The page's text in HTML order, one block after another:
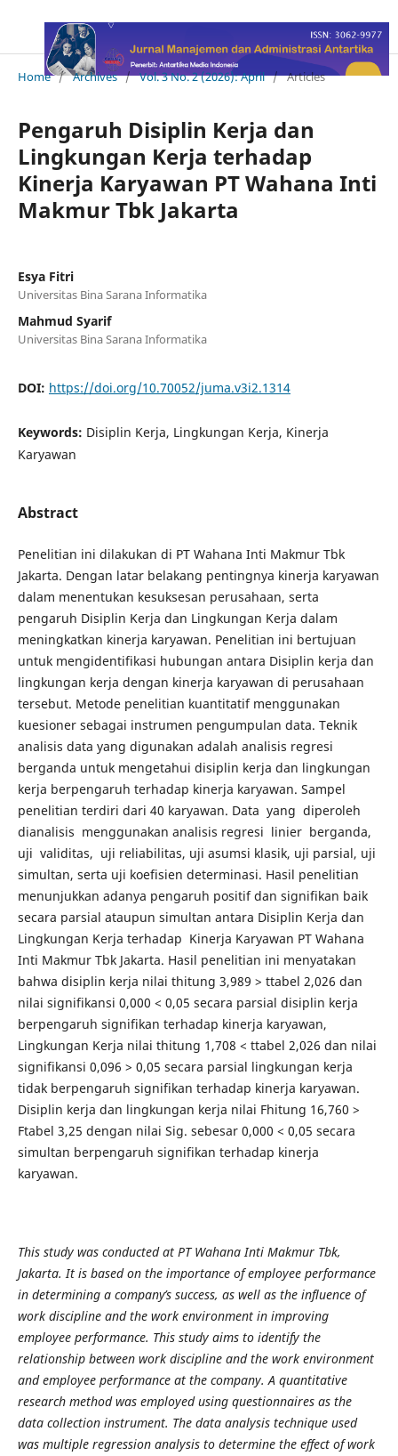
Home / Archives / Vol. 3 No. 2 (2026): April / Articles
Pengaruh Disiplin Kerja dan
Lingkungan Kerja terhadap
Kinerja Karyawan PT Wahana Inti
Makmur Tbk Jakarta
Esya Fitri
Universitas Bina Sarana Informatika
Mahmud Syarif
Universitas Bina Sarana Informatika
DOI: https://doi.org/10.70052/juma.v3i2.1314
Keywords: Disiplin Kerja, Lingkungan Kerja, Kinerja
Karyawan
Abstract
Penelitian ini dilakukan di PT Wahana Inti Makmur Tbk
Jakarta. Dengan latar belakang pentingnya kinerja karyawan
dalam menentukan kesuksesan perusahaan, serta
pengaruh Disiplin Kerja dan Lingkungan Kerja dalam
meningkatkan kinerja karyawan. Penelitian ini bertujuan
untuk mengidentifikasi hubungan antara Disiplin kerja dan
lingkungan kerja dengan kinerja karyawan di perusahaan
tersebut. Metode penelitian kuantitatif menggunakan
kuesioner sebagai instrumen pengumpulan data. Teknik
analisis data yang digunakan adalah analisis regresi
berganda untuk mengetahui disiplin kerja dan lingkungan
kerja berpengaruh terhadap kinerja karyawan. Sampel
penelitian terdiri dari 40 karyawan. Data yang diperoleh
dianalisis menggunakan analisis regresi linier berganda,
uji validitas, uji reliabilitas, uji asumsi klasik, uji parsial, uji
simultan, serta uji koefisien determinasi. Hasil penelitian
menunjukkan adanya pengaruh positif dan signifikan baik
secara parsial ataupun simultan antara Disiplin Kerja dan
Lingkungan Kerja terhadap Kinerja Karyawan PT Wahana
Inti Makmur Tbk Jakarta. Hasil penelitian ini menyatakan
bahwa disiplin kerja nilai thitung 3,989 > ttabel 2,026 dan
nilai signifikansi 0,000 < 0,05 secara parsial disiplin kerja
berpengaruh signifikan terhadap kinerja karyawan,
Lingkungan Kerja nilai thitung 1,708 < ttabel 2,026 dan nilai
signifikansi 0,096 > 0,05 secara parsial lingkungan kerja
tidak berpengaruh signifikan terhadap kinerja karyawan.
Disiplin kerja dan lingkungan kerja nilai Fhitung 16,760 >
Ftabel 3,25 dengan nilai Sig. sebesar 0,000 < 0,05 secara
simultan berpengaruh signifikan terhadap kinerja
karyawan.
This study was conducted at PT Wahana Inti Makmur Tbk,
Jakarta. It is based on the importance of employee performance
in determining a company’s success, as well as the influence of
work discipline and the work environment in improving
employee performance. This study aims to identify the
relationship between work discipline and the work environment
and employee performance at the company. A quantitative
research method was employed using questionnaires as the
data collection instrument. The data analysis technique used
was multiple regression analysis to determine the effect of work